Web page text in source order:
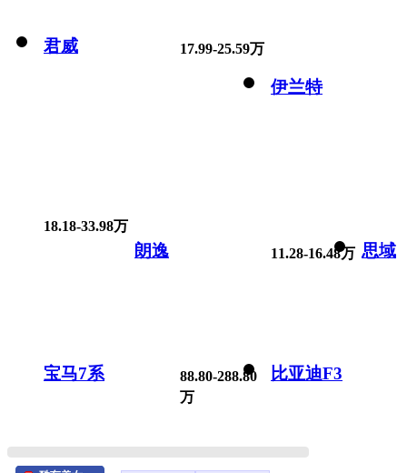
君威 17.99-25.59万
伊兰特
18.18-33.98万
朗逸 11.28-16.48万 思域
宝马7系
88.80-288.80
万
比亚迪F3